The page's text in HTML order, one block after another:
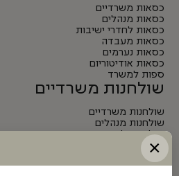
כסאות משרדיים
כסאות מנהלים
כסאות לחדרי ישיבות
כסאות מעבדה
כסאות נערמים
כסאות אודיטוריום
ספות למשרד
שולחנות משרדיים
שולחנות משרדיים
שולחנות מנהלים
שולחנות לחדרי ישיבות
שולחנות מתכווננים חשמליים
×